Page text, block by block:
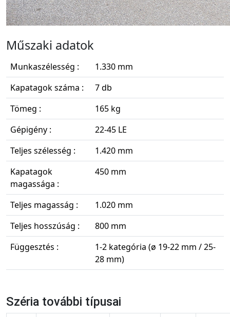
Műszaki adatok
Munkaszélesség :
1.330 mm
Kapatagok száma :
7 db
Tömeg :
165 kg
Gépigény :
22-45 LE
Teljes szélesség :
1.420 mm
Kapatagok
magassága :
450 mm
Teljes magasság :
1.020 mm
Teljes hosszúság :
800 mm
Függesztés :
1-2 kategória (ø 19-22 mm / 25-
28 mm)
Széria további típusai